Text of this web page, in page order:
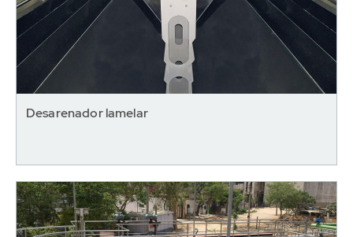
Desarenador lamelar